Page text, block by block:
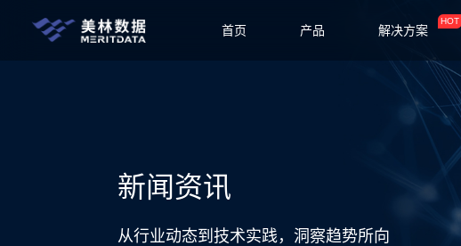
首页 产品 解决方案
HOT
新闻资讯
从行业动态到技术实践，洞察趋势所向